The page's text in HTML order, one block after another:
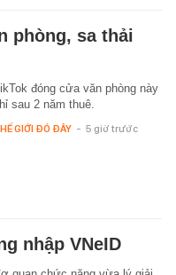
phòng, sa thải
đóng cửa văn phòng này
sau 2 năm thuê.
GIỚI ĐÓ ĐÂY - 5 giờ trước
nhập VNeID